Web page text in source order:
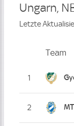
Ungarn,
Letzte
PlatzTeam
1
2